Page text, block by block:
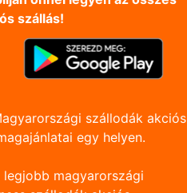
szállás!
szállodák akciós
egy helyen.
legjobb magyarországi